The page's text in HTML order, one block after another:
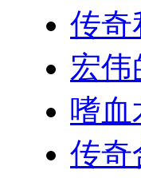
传奇
宏
嗜血
传奇